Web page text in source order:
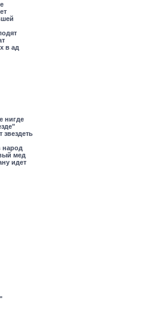
в ад
нигде
звездеть
народ
мед
идет